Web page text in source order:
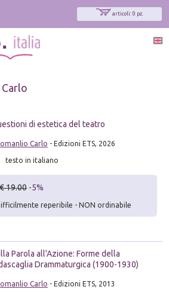
articoli: 0 pz.
di estetica del teatro
Carlo - Edizioni ETS, 2026
testo in italiano
19.00 -5%
reperibile - NON ordinabile
Parola all'Azione: Forme della
Drammaturgica (1900-1930)
Carlo - Edizioni ETS, 2013